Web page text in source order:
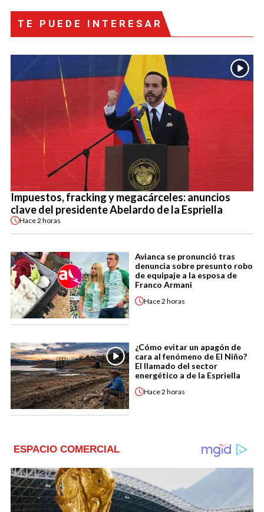
TE PUEDE INTERESAR
Impuestos, fracking y megacárceles: anuncios
clave del presidente Abelardo de la Espriella
Hace2 horas
Avianca se pronunció tras
denuncia sobre presunto robo
de equipaje a la esposa de
Franco Armani
Hace2 horas
¿Cómo evitar un apagón de
cara al fenómeno de El Niño?
El llamado del sector
energético a de la Espriella
Hace2 horas